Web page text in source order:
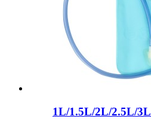
1L/1.5L/2L/2.5L/